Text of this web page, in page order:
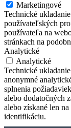
Marketingové
Technické
používateľských
používateľa na
stránkach na
Analytické
Analytické
Technické
anonymné
splnenia
alebo dodatočných
alebo získané len
identifikáciu.